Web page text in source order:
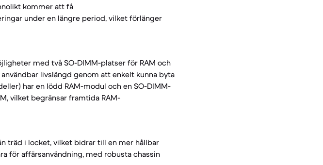
kommer att få
under en längre period, vilket förlänger
med två SO-DIMM-platser för RAM och
livslängd genom att enkelt kunna byta
har en lödd RAM-modul och en SO-DIMM-
vilket begränsar framtida RAM-
träd i locket, vilket bidrar till en mer hållbar
för affärsanvändning, med robusta chassin